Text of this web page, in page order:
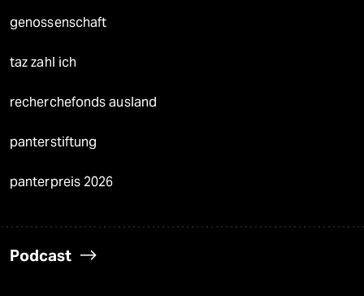
genossenschaft
taz zahl ich
recherchefonds ausland
panterstiftung
panterpreis 2026
Podcast